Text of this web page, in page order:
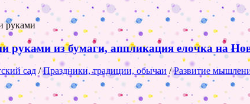
руками
руками из бумаги, аппликация елочка на
сад /Праздники, традиции, обычаи /Развитие